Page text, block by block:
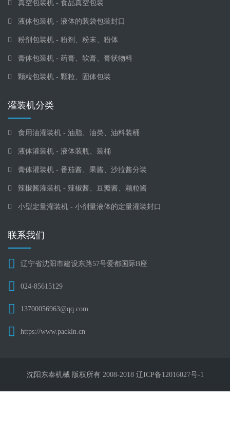
灌装机分类
食用油灌装机 - 油脂、油类、油料装桶
联系我们
辽宁省沈阳市建设东路57号爱都国际B座